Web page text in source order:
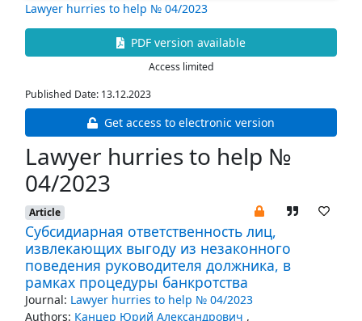
Lawyer hurries to help № 04/2023
PDF version available
Access limited
Published Date: 13.12.2023
Get access to electronic version
Lawyer hurries to help №
04/2023
Article
Субсидиарная ответственность лиц,
извлекающих выгоду из незаконного
поведения руководителя должника, в
рамках процедуры банкротства
Journal: Lawyer hurries to help № 04/2023
Authors: Канцер Юрий Александрович ,